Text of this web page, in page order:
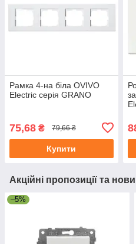
Рамка 4-на біла OVIVO
Electric серія GRANO
75,68 ₴ 79,66 ₴
Купити
Акційні пропозиції та
–5%